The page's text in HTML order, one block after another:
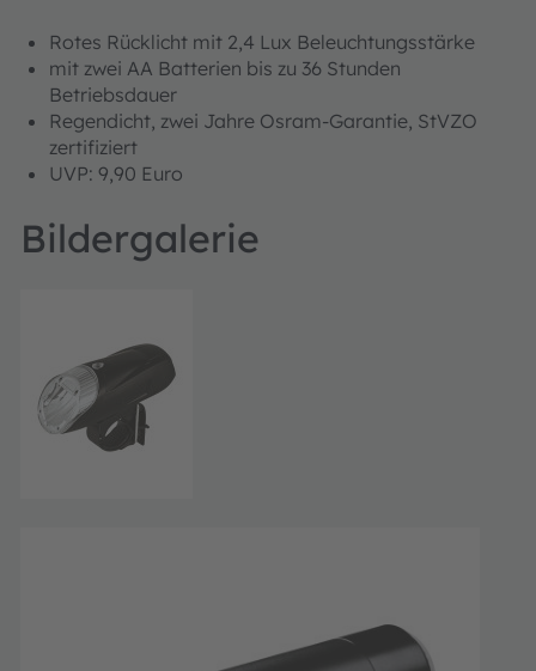
Rotes Rücklicht mit 2,4 Lux Beleuchtungsstärke
mit zwei AA Batterien bis zu 36 Stunden
Betriebsdauer
Regendicht, zwei Jahre Osram-Garantie, StVZO
zertifiziert
UVP: 9,90 Euro
Bildergalerie